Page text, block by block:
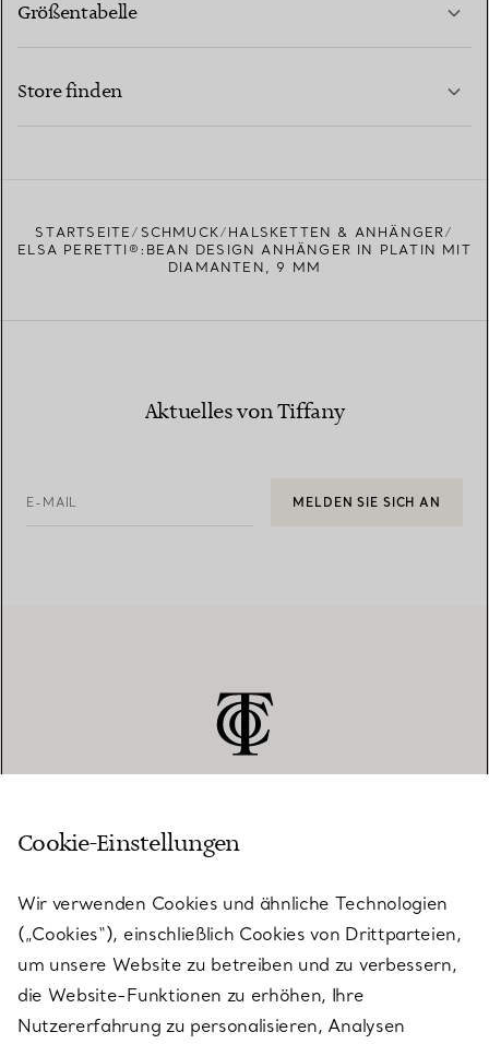
Größentabelle
Store finden
STARTSEITE SCHMUCK
HALSKETTEN & ANHÄNGER
ELSA PERETTI®:BEAN DESIGN ANHÄNGER IN PLATIN MIT
DIAMANTEN, 9 MM
Aktuelles von Tiffany
E-MAIL MELDEN SIE SICH AN
KUNDENSERVICE
SERVICES
ÜBER TIFFANY & CO.
Cookie-Einstellungen
Wir verwenden Cookies und ähnliche Technologien
(„Cookies“), einschließlich Cookies von Drittparteien,
um unsere Website zu betreiben und zu verbessern,
die Website-Funktionen zu erhöhen, Ihre
Nutzererfahrung zu personalisieren, Analysen